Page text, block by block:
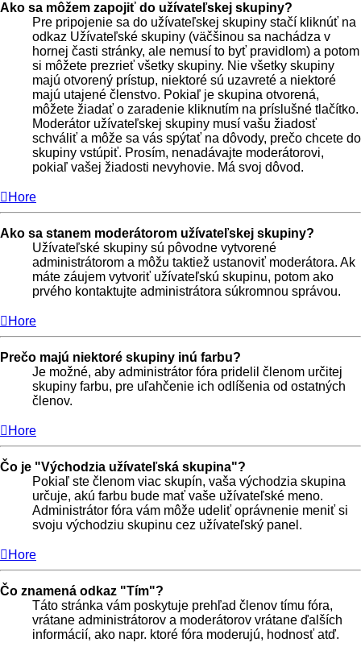
Ako sa môžem zapojiť do užívateľskej skupiny?
Pre pripojenie sa do užívateľskej skupiny stačí kliknúť na
odkaz Užívateľské skupiny (väčšinou sa nachádza v
hornej časti stránky, ale nemusí to byť pravidlom) a potom
si môžete prezrieť všetky skupiny. Nie všetky skupiny
majú otvorený prístup, niektoré sú uzavreté a niektoré
majú utajené členstvo. Pokiaľ je skupina otvorená,
môžete žiadať o zaradenie kliknutím na príslušné tlačítko.
Moderátor užívateľskej skupiny musí vašu žiadosť
schváliť a môže sa vás spýtať na dôvody, prečo chcete do
skupiny vstúpiť. Prosím, nenadávajte moderátorovi,
pokiaľ vašej žiadosti nevyhovie. Má svoj dôvod.
Hore
Ako sa stanem moderátorom užívateľskej skupiny?
Užívateľské skupiny sú pôvodne vytvorené
administrátorom a môžu taktiež ustanoviť moderátora. Ak
máte záujem vytvoriť užívateľskú skupinu, potom ako
prvého kontaktujte administrátora súkromnou správou.
Hore
Prečo majú niektoré skupiny inú farbu?
Je možné, aby administrátor fóra pridelil členom určitej
skupiny farbu, pre uľahčenie ich odlíšenia od ostatných
členov.
Hore
Čo je "Východzia užívateľská skupina"?
Pokiaľ ste členom viac skupín, vaša východzia skupina
určuje, akú farbu bude mať vaše užívateľské meno.
Administrátor fóra vám môže udeliť oprávnenie meniť si
svoju východziu skupinu cez užívateľský panel.
Hore
Čo znamená odkaz "Tím"?
Táto stránka vám poskytuje prehľad členov tímu fóra,
vrátane administrátorov a moderátorov vrátane ďalších
informácií, ako napr. ktoré fóra moderujú, hodnosť atď.